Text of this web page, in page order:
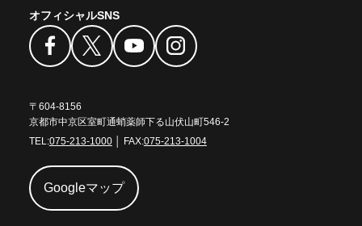
オフィシャルSNS
〒604-8156
京都市中京区室町通蛸薬師下る山伏山町546-2
TEL:075-213-1000│ FAX:075-213-1004
Googleマップ